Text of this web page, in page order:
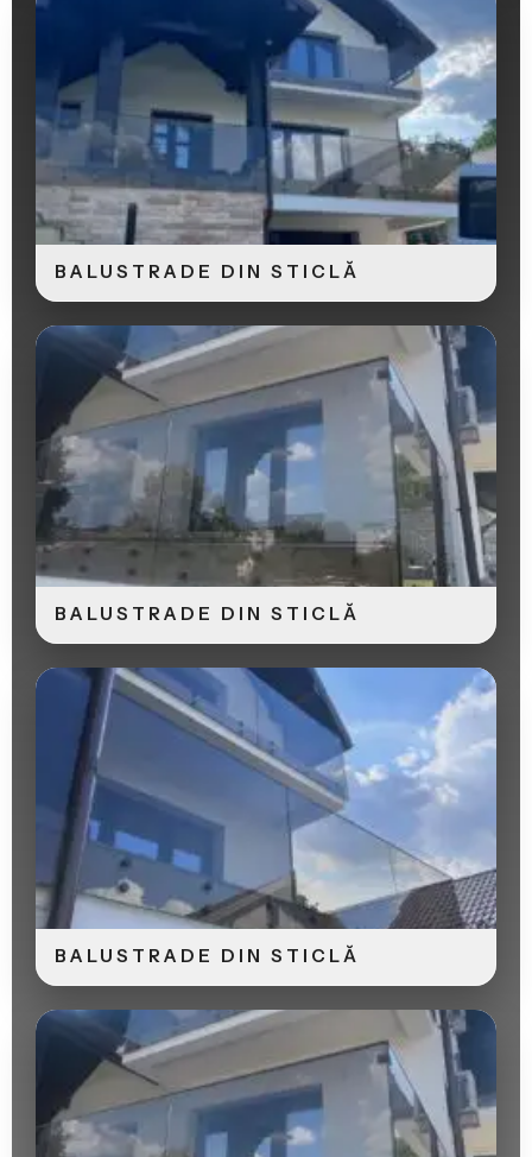
BALUSTRADE DIN STICLĂ
BALUSTRADE DIN STICLĂ
BALUSTRADE DIN STICLĂ